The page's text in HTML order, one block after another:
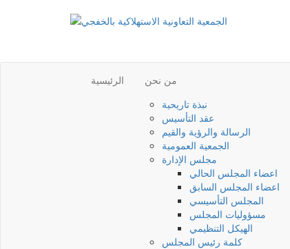
الرئيسية
من نحن
نبذة تاريحية
عقد التأسيس
الرسالة والرؤية والقيم
الجمعية العمومية
مجلس الإدارة
اعضاء المجلس الحالي
اعضاء المجلس السابق
المجلس التأسيسي
مسؤوليات المجلس
الهيكل التنظيمي
كلمة رئيس المجلس